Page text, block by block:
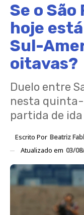
Se o
hoje
Sul-
oitavas?
Duelo entre
nesta
partida de
Escrito Por Beatriz
Atualizado em 03/